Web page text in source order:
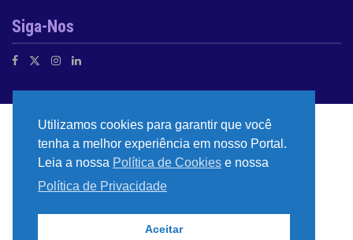
Siga-Nos
Utilizamos cookies para garantir que você
tenha a melhor experiência em nosso Portal.
Leia a nossa Política de Cookies e nossa
Política de Privacidade
Aceitar